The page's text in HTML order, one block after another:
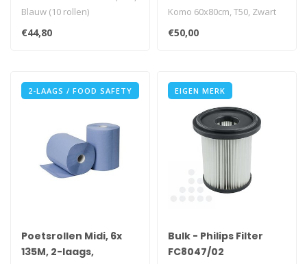
Blauw (10 rollen)
€44,80
Komo 60x80cm, T50, Zwart
(20 rollen)
€50,00
2-LAAGS / FOOD SAFETY
Poetsrollen Midi, 6x
135M, 2-laags,
EIGEN MERK
Bulk - Philips Filter
FC8047/02